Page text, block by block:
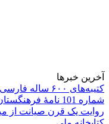
آخرین خبرها
کتیبه‌های ۶۰۰ ساله فارسی در هندوستان
شماره 101 نامۀ فرهنگستان منتشر شد
روایت یک قرن صیانت از